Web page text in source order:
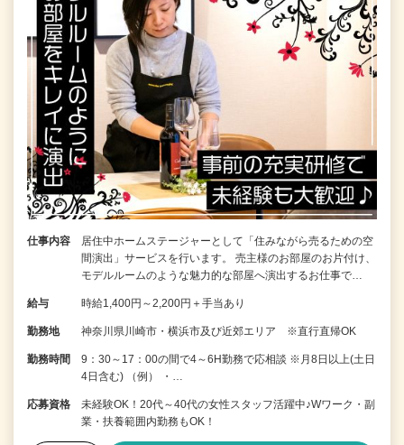
仕事内容
居住中ホームステージャーとして「住みながら売るための空
間演出」サービスを行います。 売主様のお部屋のお片付け、
モデルルームのような魅力的な部屋へ演出するお仕事で…
給与 時給1,400円～2,200円＋手当あり
勤務地 神奈川県川崎市・横浜市及び近郊エリア ※直行直帰OK
勤務時間
9：30～17：00の間で4～6H勤務で応相談 ※月8日以上(土日
4日含む) （例） ・…
応募資格
未経験OK！20代～40代の女性スタッフ活躍中♪Wワーク・副
業・扶養範囲内勤務もOK！